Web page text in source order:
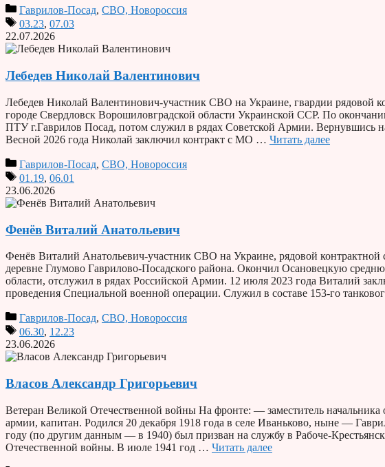
Гаврилов-Посад, СВО, Новороссия
03.23, 07.03
22.07.2026
Лебедев Николай Валентинович
Лебедев Николай Валентинович-участник СВО на Украине, гвардии рядовой
городе Свердловск Ворошиловградской области Украинской ССР. По
ПТУ г.Гаврилов Посад, потом служил в рядах Советской Армии. Вернувшись
Весной 2026 года Николай заключил контракт с МО … Читать далее
Гаврилов-Посад, СВО, Новороссия
01.19, 06.01
23.06.2026
Фенёв Виталий Анатольевич
Фенёв Виталий Анатольевич-участник СВО на Украине, рядовой
деревне Глумово Гаврилово-Посадского района. Окончил Осановецкую
области, отслужил в рядах Российской Армии. 12 июля 2023 года Виталий
проведения Специальной военной операции. Служил в составе 153-го
Гаврилов-Посад, СВО, Новороссия
06.30, 12.23
23.06.2026
Власов Александр Григорьевич
Ветеран Великой Отечественной войны На фронте: — заместитель
армии, капитан. Родился 20 декабря 1918 года в селе Иваньково, ныне —
году (по другим данным — в 1940) был призван на службу в Рабоче-
Отечественной войны. В июле 1941 год … Читать далее